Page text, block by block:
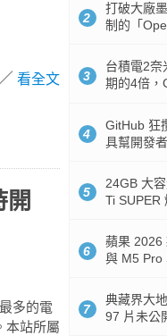
看全文
多的電
本站所屬
2
打破大廠
制的「
3
台積電2奈
期的4倍，
4
GitHub 狂
具幫開發
5
24GB 大
Ti SUPER
6
蘋果 2026
與 M5 Pro
7
典藏界大
97 片未公